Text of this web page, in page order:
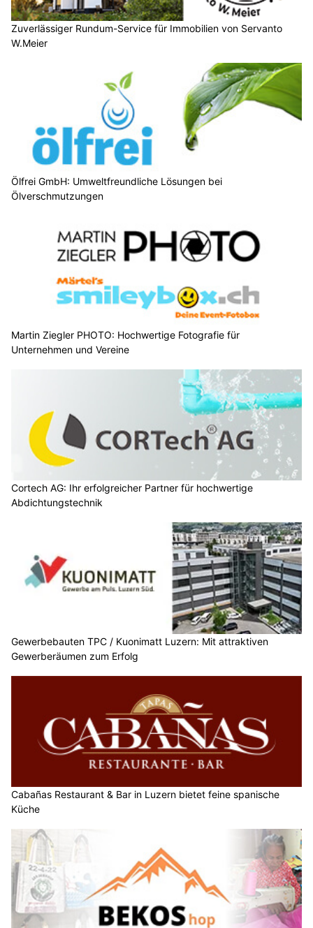
Zuverlässiger Rundum-Service für Immobilien von Servanto
W.Meier
Ölfrei GmbH: Umweltfreundliche Lösungen bei
Ölverschmutzungen
Martin Ziegler PHOTO: Hochwertige Fotografie für
Unternehmen und Vereine
Cortech AG: Ihr erfolgreicher Partner für hochwertige
Abdichtungstechnik
Gewerbebauten TPC / Kuonimatt Luzern: Mit attraktiven
Gewerberäumen zum Erfolg
Cabañas Restaurant & Bar in Luzern bietet feine spanische
Küche